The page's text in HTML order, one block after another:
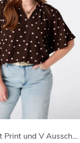
Top mit Print und V Ausschnitt